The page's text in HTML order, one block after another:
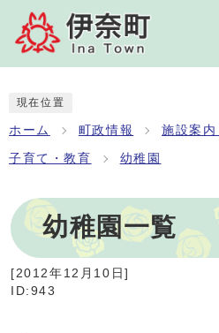
現在位置
ホーム 町政情報 施設案内
子育て・教育 幼稚園
幼稚園一覧
[2012年12月10日]
ID:943